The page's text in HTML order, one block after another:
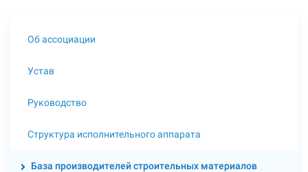
Об ассоциации
Устав
Руководство
Структура исполнительного аппарата
База производителей строительных материалов